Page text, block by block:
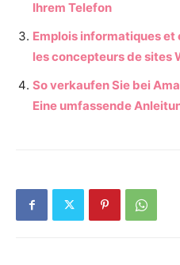
Ihrem Telefon
Emplois informatiques
les concepteurs de sites
So verkaufen Sie bei
Eine umfassende